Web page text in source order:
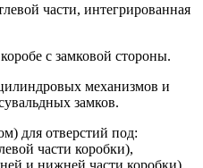
части, интегрированная
с замковой стороны.
механизмов и
замков.
для отверстий под:
части коробки),
и нижней части коробки).